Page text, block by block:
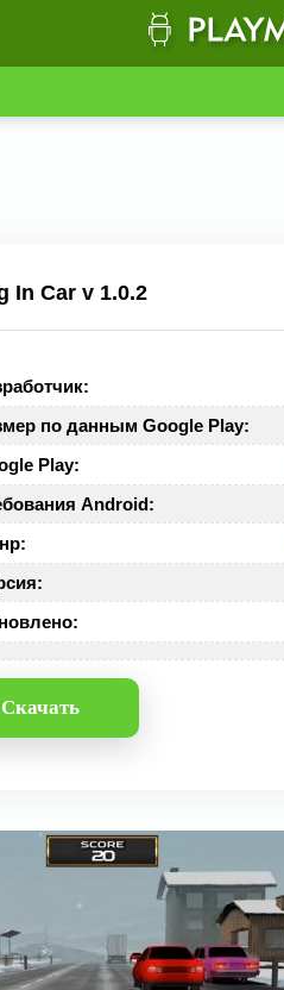
In Car v 1.0.2
по данным Google Play:
Play:
Android:
Скачать